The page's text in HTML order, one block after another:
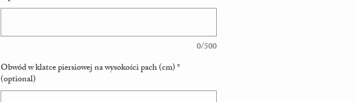
0/500
Obwód w klatce piersiowej na wysokości pach (cm) *
(optional)